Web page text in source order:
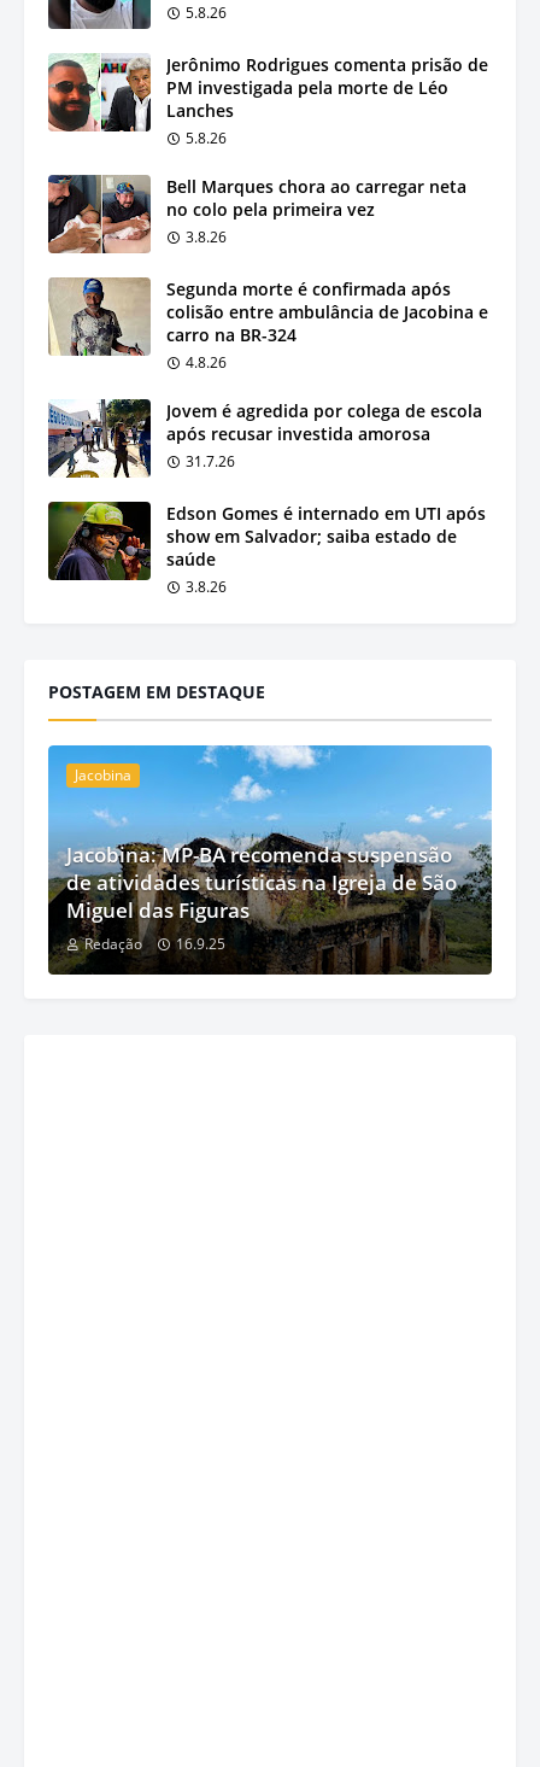
5.8.26
Jerônimo Rodrigues comenta prisão de
PM investigada pela morte de Léo
Lanches
5.8.26
Bell Marques chora ao carregar neta
no colo pela primeira vez
3.8.26
Segunda morte é confirmada após
colisão entre ambulância de Jacobina e
carro na BR-324
4.8.26
Jovem é agredida por colega de escola
após recusar investida amorosa
31.7.26
Edson Gomes é internado em UTI após
show em Salvador; saiba estado de
saúde
3.8.26
POSTAGEM EM DESTAQUE
Jacobina
Jacobina: MP-BA recomenda suspensão
de atividades turísticas na Igreja de São
Miguel das Figuras
Redação 16.9.25